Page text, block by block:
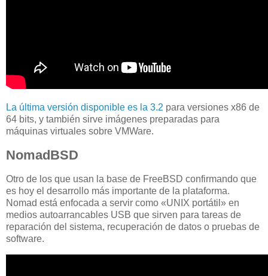
La última versión disponible es la 3.2 para versiones x86 de
64 bits, y también sirve imágenes preparadas para
máquinas virtuales sobre VMWare.
NomadBSD
Otro de los que usan la base de FreeBSD confirmando que
es hoy el desarrollo más importante de la plataforma.
Nomad está enfocada a servir como «UNIX portátil» en
medios autoarrancables USB que sirven para tareas de
reparación del sistema, recuperación de datos o pruebas de
software.